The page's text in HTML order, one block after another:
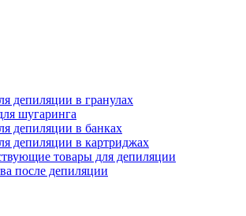
депиляции в гранулах
шугаринга
депиляции в банках
депиляции в картриджах
товары для депиляции
после депиляции